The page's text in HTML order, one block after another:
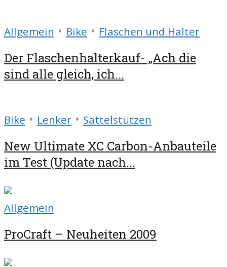
Allgemein • Bike • Flaschen und Halter
Der Flaschenhalterkauf- „Ach die
sind alle gleich, ich...
Bike • Lenker • Sattelstützen
New Ultimate XC Carbon-Anbauteile
im Test (Update nach...
Allgemein
ProCraft – Neuheiten 2009